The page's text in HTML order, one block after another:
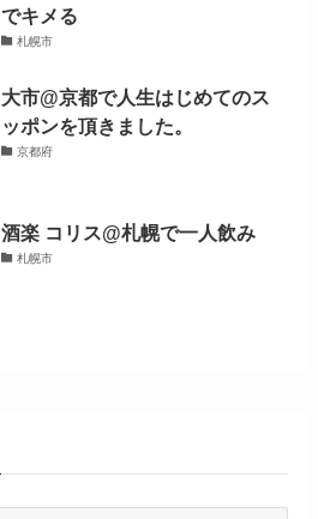
でキメる
札幌市
大市@京都で人生はじめてのス
ッポンを頂きました。
京都府
酒楽 コリス@札幌で一人飲み
札幌市